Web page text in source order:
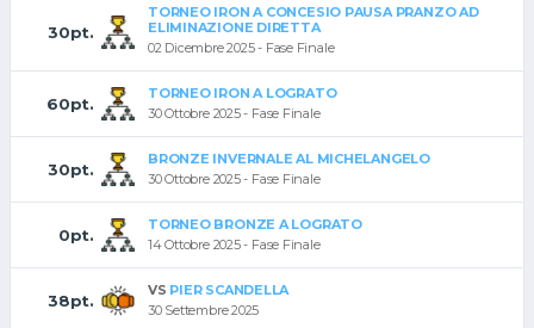
30pt.
TORNEO IRON A CONCESIO PAUSA PRANZO AD
ELIMINAZIONE DIRETTA
02 Dicembre 2025 - Fase Finale
60pt.
TORNEO IRON A LOGRATO
30 Ottobre 2025 - Fase Finale
30pt.
BRONZE INVERNALE AL MICHELANGELO
30 Ottobre 2025 - Fase Finale
0pt.
TORNEO BRONZE A LOGRATO
14 Ottobre 2025 - Fase Finale
38pt.
VS PIER SCANDELLA
30 Settembre 2025